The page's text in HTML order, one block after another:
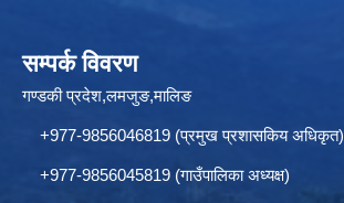
सम्पर्क विवरण
गण्डकी प्रदेश,लमजुङ,मालिङ
+977-9856046819 (प्रमुख प्रशासकिय अधिकृत)
+977-9856045819 (गाउँपालिका अध्यक्ष)